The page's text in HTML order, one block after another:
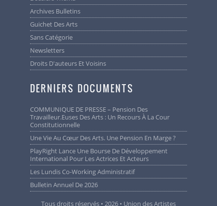
Archives Bulletins
Guichet Des Arts
Sans Catégorie
Newsletters
Droits D'auteurs Et Voisins
DERNIERS DOCUMENTS
COMMUNIQUE DE PRESSE – Pension Des
Travailleur.euses Des Arts : Un Recours À La Cour
Constitutionnelle
Une Vie Au Cœur Des Arts. Une Pension En Marge ?
PlayRight Lance Une Bourse De Développement
International Pour Les Actrices Et Acteurs
Les Lundis Co-Working Administratif
Bulletin Annuel De 2026
Tous droits réservés • 2026 • Union des Artistes